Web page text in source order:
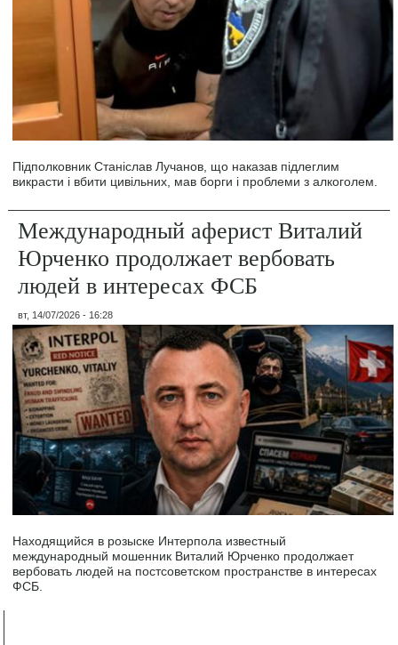
Підполковник Станіслав Лучанов, що наказав підлеглим
викрасти і вбити цивільних, мав борги і проблеми з алкоголем.
Международный аферист Виталий
Юрченко продолжает вербовать
людей в интересах ФСБ
вт, 14/07/2026 - 16:28
Находящийся в розыске Интерпола известный
международный мошенник Виталий Юрченко продолжает
вербовать людей на постсоветском пространстве в интересах
ФСБ.